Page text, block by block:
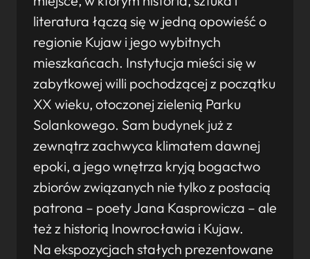
literatura łączą się w jedną opowieść o
regionie Kujaw i jego wybitnych
mieszkańcach. Instytucja mieści się w
zabytkowej willi pochodzącej z początku
XX wieku, otoczonej zielenią Parku
Solankowego. Sam budynek już z
zewnątrz zachwyca klimatem dawnej
epoki, a jego wnętrza kryją bogactwo
zbiorów związanych nie tylko z postacią
patrona – poety Jana Kasprowicza – ale
też z historią Inowrocławia i Kujaw.
Na ekspozycjach stałych prezentowane